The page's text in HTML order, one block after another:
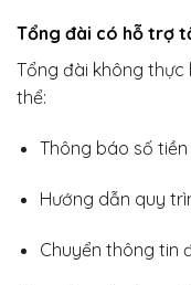
Tổng đài có hỗ trợ
Tổng đài không
thể:
Thông báo số
Hướng dẫn quy
Chuyển thông tin